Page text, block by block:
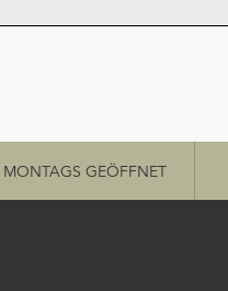
MONTAGS GEÖFFNET